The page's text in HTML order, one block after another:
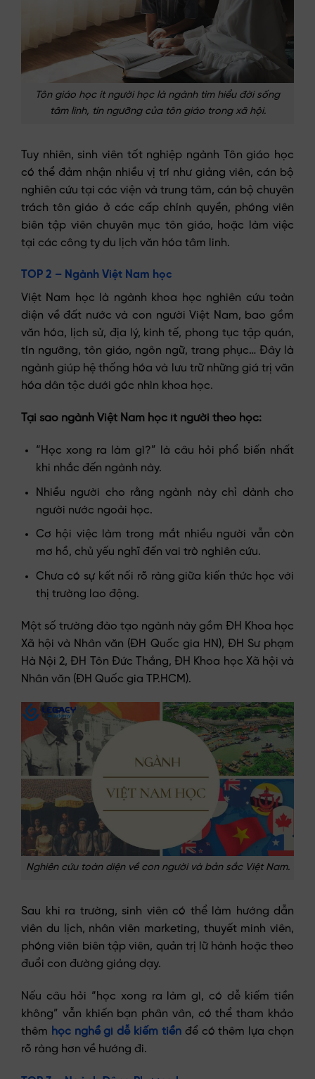
Tôn giáo học ít người học là ngành tìm hiểu đời sống
tâm linh, tín ngưỡng của tôn giáo trong xã hội.
Tuy nhiên, sinh viên tốt nghiệp ngành Tôn giáo học
có thể đảm nhận nhiều vị trí như giảng viên, cán bộ
nghiên cứu tại các viện và trung tâm, cán bộ chuyên
trách tôn giáo ở các cấp chính quyền, phóng viên
biên tập viên chuyên mục tôn giáo, hoặc làm việc
tại các công ty du lịch văn hóa tâm linh.
TOP 2 – Ngành Việt Nam học
Việt Nam học là ngành khoa học nghiên cứu toàn
diện về đất nước và con người Việt Nam, bao gồm
văn hóa, lịch sử, địa lý, kinh tế, phong tục tập quán,
tín ngưỡng, tôn giáo, ngôn ngữ, trang phục… Đây là
ngành giúp hệ thống hóa và lưu trữ những giá trị văn
hóa dân tộc dưới góc nhìn khoa học.
Tại sao ngành Việt Nam học ít người theo học:
“Học xong ra làm gì?” là câu hỏi phổ biến nhất
khi nhắc đến ngành này.
Nhiều người cho rằng ngành này chỉ dành cho
người nước ngoài học.
Cơ hội việc làm trong mắt nhiều người vẫn còn
mơ hồ, chủ yếu nghĩ đến vai trò nghiên cứu.
Chưa có sự kết nối rõ ràng giữa kiến thức học với
thị trường lao động.
Một số trường đào tạo ngành này gồm ĐH Khoa học
Xã hội và Nhân văn (ĐH Quốc gia HN), ĐH Sư phạm
Hà Nội 2, ĐH Tôn Đức Thắng, ĐH Khoa học Xã hội và
Nhân văn (ĐH Quốc gia TP.HCM).
Nghiên cứu toàn diện về con người và bản sắc Việt Nam.
Sau khi ra trường, sinh viên có thể làm hướng dẫn
viên du lịch, nhân viên marketing, thuyết minh viên,
phóng viên biên tập viên, quản trị lữ hành hoặc theo
đuổi con đường giảng dạy.
Nếu câu hỏi “học xong ra làm gì, có dễ kiếm tiền
không” vẫn khiến bạn phân vân, có thể tham khảo
thêm học nghề gì dễ kiếm tiềnđể có thêm lựa chọn
rõ ràng hơn về hướng đi.